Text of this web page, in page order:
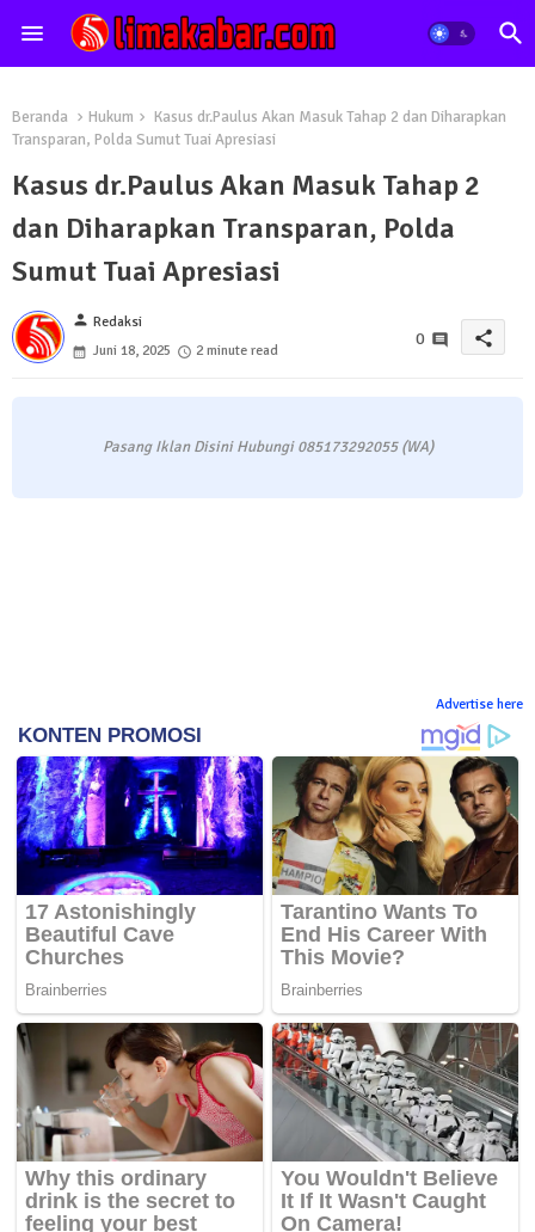
Beranda Hukum
Kasus dr.Paulus Akan Masuk Tahap 2 dan Diharapkan
Transparan, Polda Sumut Tuai Apresiasi
Kasus dr.Paulus Akan Masuk Tahap 2
dan Diharapkan Transparan, Polda
Sumut Tuai Apresiasi
person Redaksi
Juni 18, 2025
2 minute read
0 share
Pasang Iklan Disini Hubungi 085173292055 (WA)
Advertise here